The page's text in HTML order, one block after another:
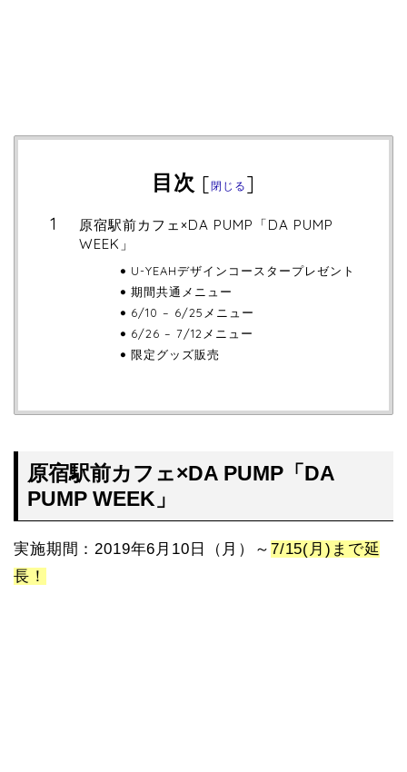
目次 [閉じる ]
原宿駅前カフェ×DA PUMP「DA PUMP
WEEK」
U-YEAHデザインコースタープレゼント
期間共通メニュー
6/10 – 6/25メニュー
6/26 – 7/12メニュー
限定グッズ販売
原宿駅前カフェ×DA PUMP「DA
PUMP WEEK」
実施期間：2019年6月10日（月）～ 7/15(月)まで延
長！